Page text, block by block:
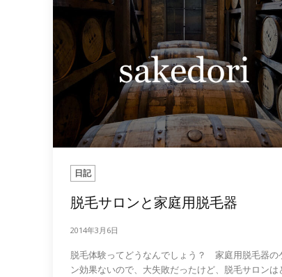
日記
脱毛サロンと家庭用脱毛器
2014年3月6日
脱毛体験ってどうなんでしょう？ 家庭用脱毛器の
ン効果ないので、大失敗だったけど、脱毛サロンは